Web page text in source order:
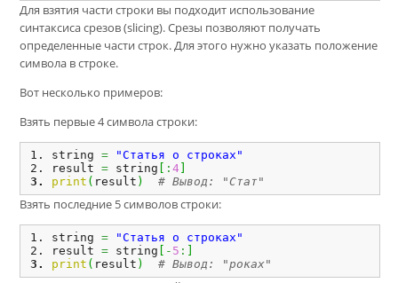
Для взятия части строки вы подходит использование
синтаксиса срезов (slicing). Срезы позволяют получать
определенные части строк. Для этого нужно указать положение
символа в строке.
Вот несколько примеров:
Взять первые 4 символа строки:
string =
"Статья о строках"
result = string :4
print ( result ) # Вывод: "Стат"
Взять последние 5 символов строки:
string =
"Статья о строках"
result = string - 5 :
print ( result ) # Вывод: "роках"